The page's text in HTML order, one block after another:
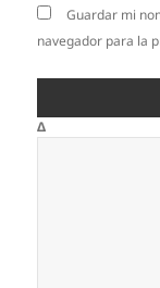
Guardar mi
navegador para la
Δ